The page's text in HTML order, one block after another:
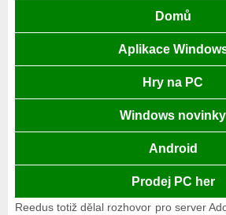
Domů
Aplikace
Hry na PC
Windows novinky
Android
Prodej PC her
Reedus totiž dělal rozhovor pro server